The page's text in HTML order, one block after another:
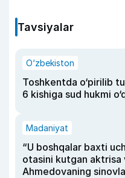
Tavsiyalar
O‘zbekiston
Toshkentda o‘pirilib
6 kishiga sud hukmi
Madaniyat
“U boshqalar baxti
otasini kutgan aktrisa
Ahmedovaning